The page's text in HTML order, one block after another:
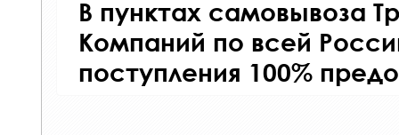
В пунктах самовывоза
Компаний по всей
поступления 100%